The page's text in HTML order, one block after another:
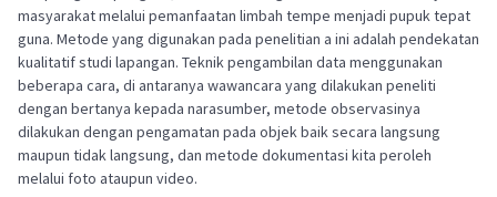
masyarakat melalui pemanfaatan limbah tempe menjadi pupuk tepat
guna. Metode yang digunakan pada penelitian a ini adalah pendekatan
kualitatif studi lapangan. Teknik pengambilan data menggunakan
beberapa cara, di antaranya wawancara yang dilakukan peneliti
dengan bertanya kepada narasumber, metode observasinya
dilakukan dengan pengamatan pada objek baik secara langsung
maupun tidak langsung, dan metode dokumentasi kita peroleh
melalui foto ataupun video.